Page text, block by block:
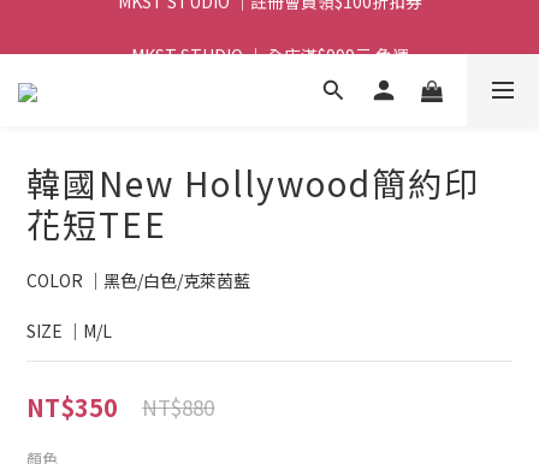
MKST STUDIO ｜ 全店滿$999元 免運
韓國New Hollywood簡約印
花短TEE
COLOR ｜黑色/白色/克萊茵藍
SIZE ｜M/L
NT$350 NT$880
顏色